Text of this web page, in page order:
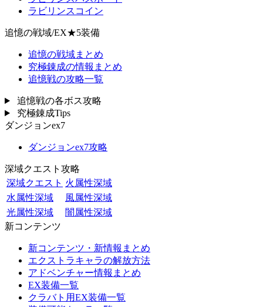
ラビリンスコイン
追憶の戦域/EX★5装備
追憶の戦域まとめ
究極錬成の情報まとめ
追憶戦の攻略一覧
追憶戦の各ボス攻略
究極錬成Tips
ダンジョンex7
ダンジョンex7攻略
深域クエスト攻略
深域クエスト 火属性深域
水属性深域
風属性深域
光属性深域
闇属性深域
新コンテンツ
新コンテンツ・新情報まとめ
エクストラキャラの解放方法
アドベンチャー情報まとめ
EX装備一覧
クラバト用EX装備一覧